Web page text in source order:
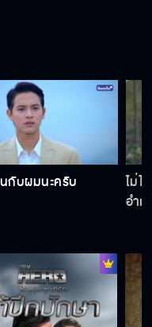
กับผมนะครับ
ไม่ไ
อำเ